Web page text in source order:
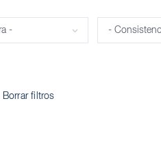
Consistencia
Borrar filtros